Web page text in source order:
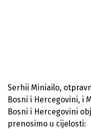
Serhii Miniailo,
Bosni i Hercegovini, i
Bosni i Hercegovini
prenosimo u cijelosti: